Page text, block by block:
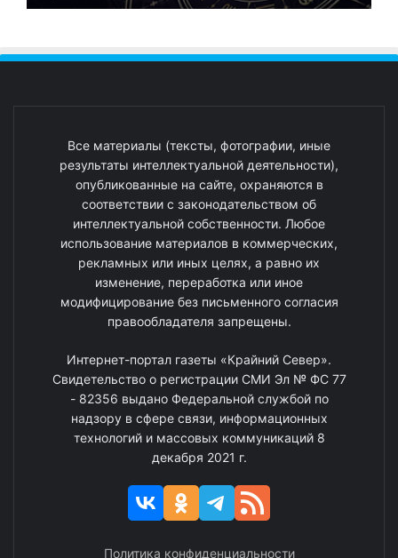
Все материалы (тексты, фотографии, иные
результаты интеллектуальной деятельности),
опубликованные на сайте, охраняются в
соответствии с законодательством об
интеллектуальной собственности. Любое
использование материалов в коммерческих,
рекламных или иных целях, а равно их
изменение, переработка или иное
модифицирование без письменного согласия
правообладателя запрещены.
Интернет-портал газеты «Крайний Север».
Свидетельство о регистрации СМИ Эл № ФС 77
- 82356 выдано Федеральной службой по
надзору в сфере связи, информационных
технологий и массовых коммуникаций 8
декабря 2021 г.
Политика конфиденциальности